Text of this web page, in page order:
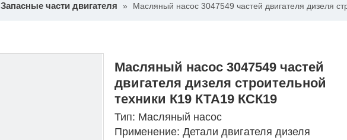
Запасные части двигателя » Масляный насос 3047549 частей двигателя дизеля
Масляный насос 3047549 частей
двигателя дизеля строительной
техники К19 КТА19 КСК19
Тип: Масляный насос
Применение: Детали двигателя дизеля